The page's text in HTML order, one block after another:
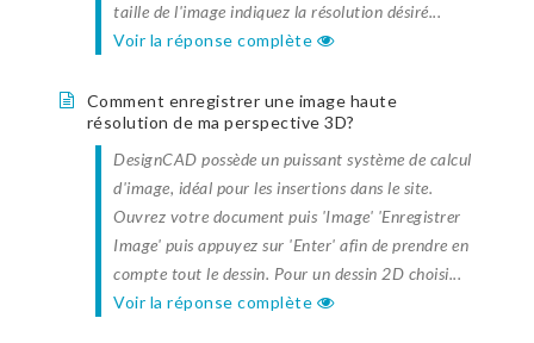
taille de l'image indiquez la résolution désiré...
Voir la réponse complète
Comment enregistrer une image haute
résolution de ma perspective 3D?
DesignCAD possède un puissant système de calcul
d'image, idéal pour les insertions dans le site.
Ouvrez votre document puis 'Image' 'Enregistrer
Image' puis appuyez sur 'Enter' afin de prendre en
compte tout le dessin. Pour un dessin 2D choisi...
Voir la réponse complète